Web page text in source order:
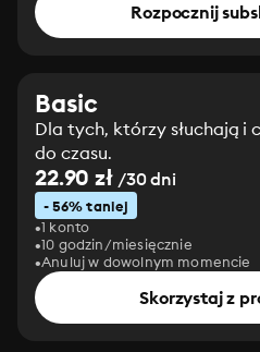
Rozpocznij
Basic
Dla tych, którzy słuchają i
do czasu.
22.90 zł/30 dni
- 56% taniej
1 konto
10 godzin/miesięcznie
Anuluj w dowolnym momencie
Skorzystaj z